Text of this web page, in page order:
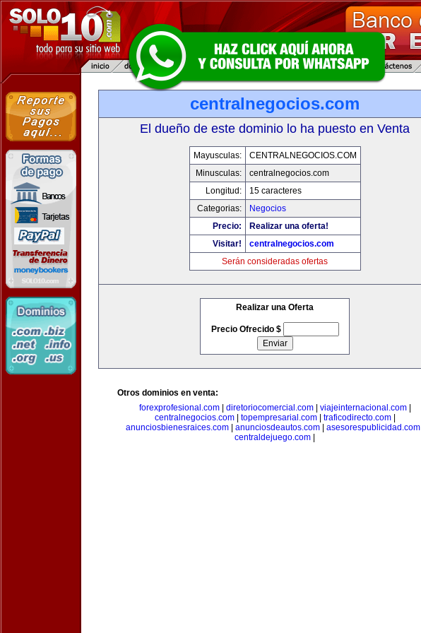
centralnegocios.com
El dueño de este dominio lo ha puesto en Venta
Mayusculas:
CENTRALNEGOCIOS.COM
Minusculas:
centralnegocios.com
Longitud:
15 caracteres
Categorias:
Negocios
Precio:
Realizar una oferta!
Visitar!
centralnegocios.com
Serán consideradas ofertas
Realizar una Oferta
Precio Ofrecido $
Otros dominios en venta:
forexprofesional.com| diretoriocomercial.com| viajeinternacional.com|
centralnegocios.com| topempresarial.com| traficodirecto.com|
anunciosbienesraices.com| anunciosdeautos.com| asesorespublicidad.com|
centraldejuego.com